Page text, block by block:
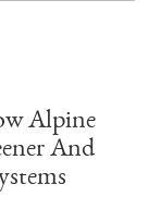
Alpine
And